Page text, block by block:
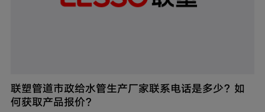
联塑管道市政给水管生产厂家联系电话是多少？如
何获取产品报价？